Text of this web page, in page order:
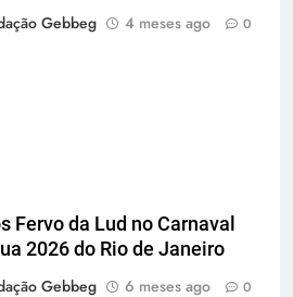
Gebbeg
4 meses ago 0
Fervo da Lud no Carnaval
2026 do Rio de Janeiro
Gebbeg
6 meses ago 0